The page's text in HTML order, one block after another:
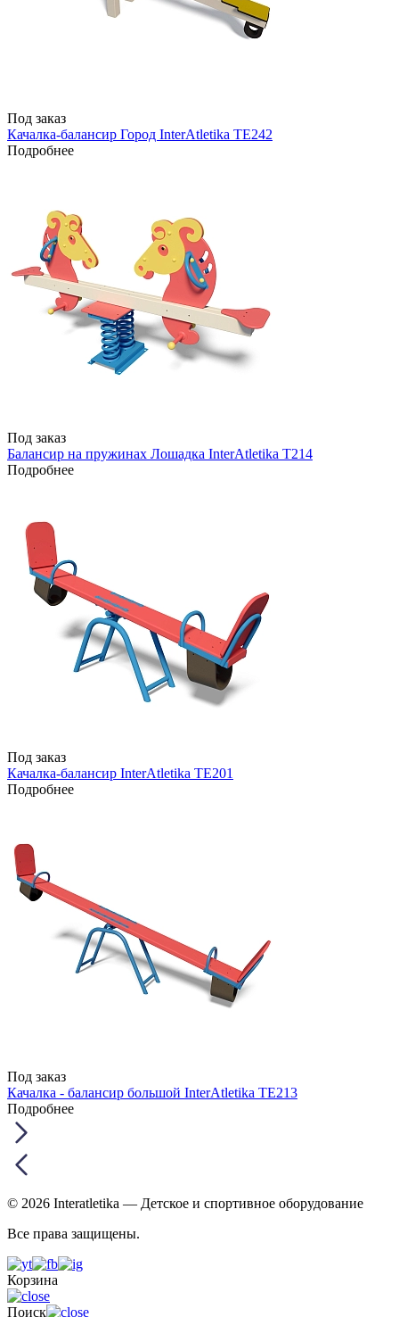
Под заказ
Качалка-балансир Город InterAtletika TE242
Подробнее
Под заказ
Балансир на пружинах Лошадка InterAtletika Т214
Подробнее
Под заказ
Качалка-балансир InterAtletika TE201
Подробнее
Под заказ
Качалка - балансир большой InterAtletika ТЕ213
Подробнее
© 2026 Interatletika — Детское и спортивное оборудование
Все права защищены.
Корзина
Поиск